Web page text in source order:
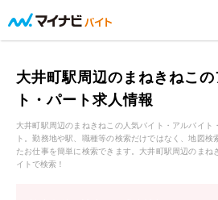
大井町駅周辺のまねきねこ
ト・パート求人情報
大井町駅周辺のまねきねこの人気バイト・アルバイト
ト。勤務地や駅、職種等の検索だけではなく、地図検
たお仕事を簡単に検索できます。大井町駅周辺のまね
イトで検索！